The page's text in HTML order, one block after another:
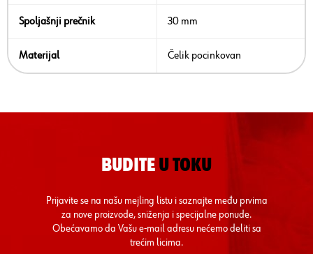
Spoljašnji prečnik 30 mm
Materijal Čelik pocinkovan
BUDITE U TOKU
Prijavite se na našu mejling listu i saznajte među prvima
za nove proizvode, sniženja i specijalne ponude.
Obećavamo da Vašu e-mail adresu nećemo deliti sa
trećim licima.